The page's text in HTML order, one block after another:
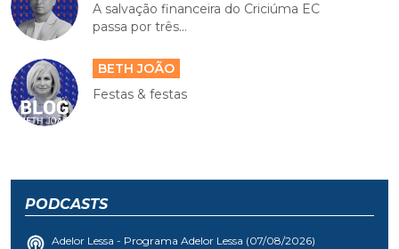
A salvação financeira do Criciúma EC
passa por três...
BETH JOÃO
Festas & festas
PODCASTS
Adelor Lessa - Programa Adelor Lessa (07/08/2026)